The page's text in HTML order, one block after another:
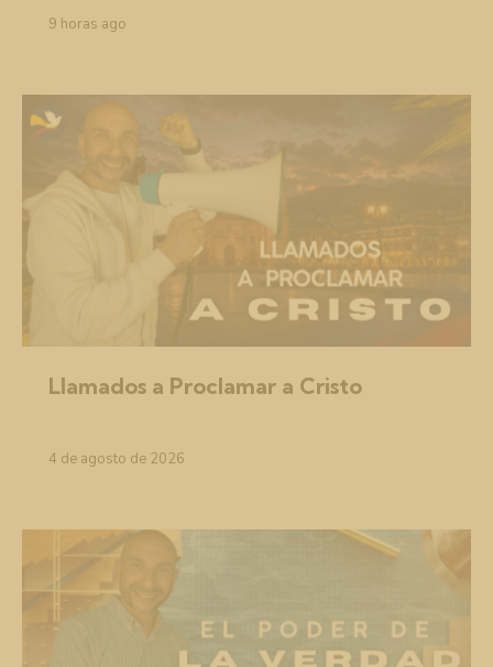
9 horas ago
Llamados a Proclamar a Cristo
4 de agosto de 2026